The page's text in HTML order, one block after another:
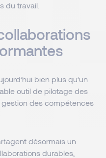
du travail.
bien plus qu’un
outil de pilotage des
des compétences
désormais un
durables,